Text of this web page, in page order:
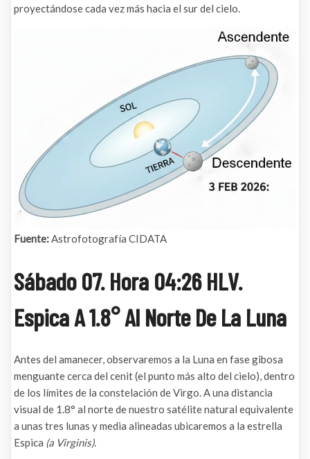
proyectándose cada vez más hacia el sur del cielo.
Fuente: Astrofotografía CIDATA
Sábado 07. Hora 04:26 HLV.
Espica A 1.8° Al Norte De La Luna
Antes del amanecer, observaremos a la Luna en fase gibosa
menguante cerca del cenit (el punto más alto del cielo), dentro
de los límites de la constelación de Virgo. A una distancia
visual de 1.8° al norte de nuestro satélite natural equivalente
a unas tres lunas y media alineadas ubicaremos a la estrella
Espica (a Virginis).